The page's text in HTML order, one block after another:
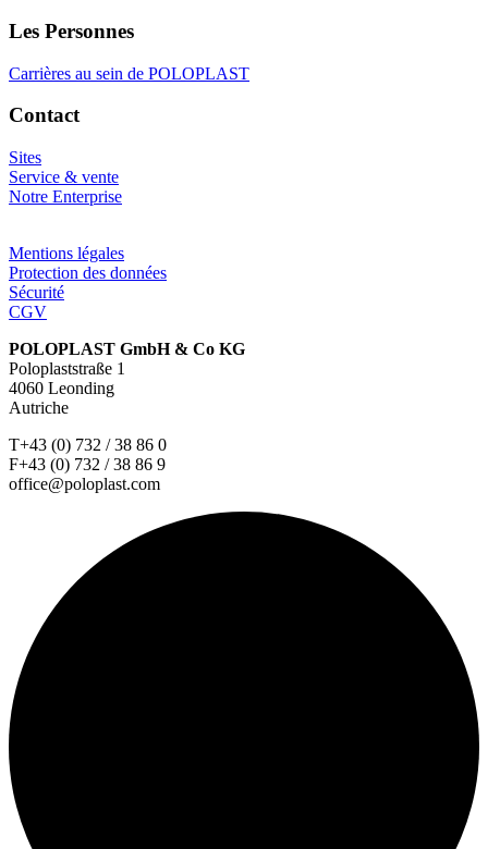
Les Personnes
Carrières au sein de POLOPLAST
Contact
Sites
Service & vente
Notre Enterprise
Mentions légales
Protection des données
Sécurité
CGV
POLOPLAST GmbH & Co KG
Poloplaststraße 1
4060 Leonding
Autriche
T+43 (0) 732 / 38 86 0
F+43 (0) 732 / 38 86 9
office@poloplast.com